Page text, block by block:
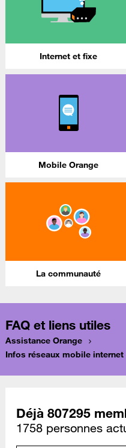
Internet et fixe
Mobile Orange
La communauté
FAQ et liens utiles
Assistance Orange
Infos réseaux mobile internet
Déjà 807295
1758 personnes